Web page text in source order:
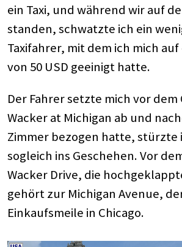
ein Taxi, und während wir auf
standen, schwatzte ich ein
Taxifahrer, mit dem ich mich
von 50 USD geeinigt hatte.
Der Fahrer setzte mich vor
Wacker at Michigan ab und
Zimmer bezogen hatte, stürzte
sogleich ins Geschehen. Vor
Wacker Drive, die
gehört zur Michigan Avenue,
Einkaufsmeile in Chicago.